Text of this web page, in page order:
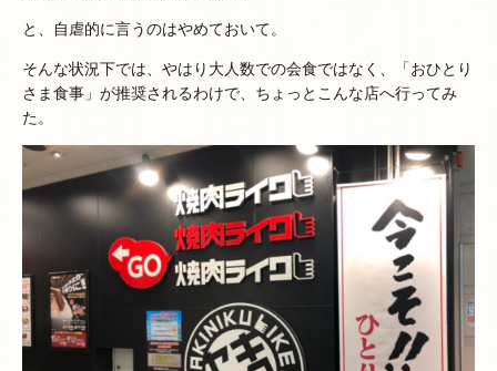
と、自虐的に言うのはやめておいて。
そんな状況下では、やはり大人数での会食ではなく、「おひとり
さま食事」が推奨されるわけで、ちょっとこんな店へ行ってみ
た。